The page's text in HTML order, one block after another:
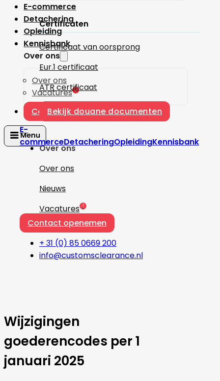
E-commerce
Detachering
Opleiding
Kennisbank
Over ons
Over ons
Vacatures 1
Contact
Certificaten
Certificaat van oorsprong
Eur.1 certificaat
ATR certificaat
Bekijk douane documenten
E-
commerceDetacheringOpleidingKennisbank
Over ons
Over ons
Nieuws
Vacatures 1
Contact openemen
+ 31 (0) 85 0669 200
info@customsclearance.nl
Wijzigingen
goederencodes per 1
januari 2025